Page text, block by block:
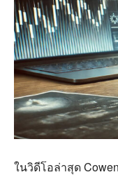
ในวิดีโอล่าสุด